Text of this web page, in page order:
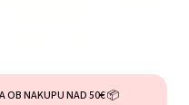
OB NAKUPU NAD 50€ 📦